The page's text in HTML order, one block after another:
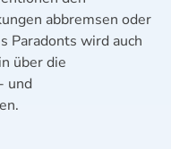
abbremsen oder
Paradonts wird auch
über die
und